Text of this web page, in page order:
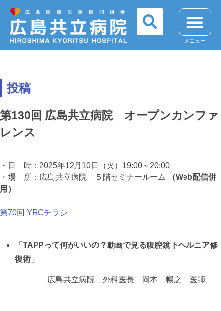
メニュー
投稿
第130回 広島共立病院 オープンカンファ
レンス
・日 時：2025年12月10日（火）19:00～20:00
・場 所：広島共立病院 ５階セミナールーム
（Web配信併
用）
第70回 YRCチラシ
「 TAPPって何がいいの？動画で見る腹腔鏡下ヘルニア修
復術」
広島共立病院 外科医長 岡本 暢之 医師